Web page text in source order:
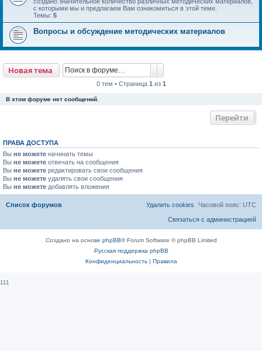
с которыми мы и предлагаем Вам ознакомиться в этой теме.
Темы: 5
Вопросы и обсуждение методических материалов
Новая тема
0 тем • Страница 1 из 1
В этом форуме нет сообщений.
Перейти
ПРАВА ДОСТУПА
Вы не можете начинать темы
Вы не можете отвечать на сообщения
Вы не можете редактировать свои сообщения
Вы не можете удалять свои сообщения
Вы не можете добавлять вложения
Список форумов Часовой пояс: UTC
Удалить cookies
Связаться с администрацией
Создано на основе phpBB® Forum Software © phpBB Limited
Русская поддержка phpBB
Конфиденциальность| Правила
111